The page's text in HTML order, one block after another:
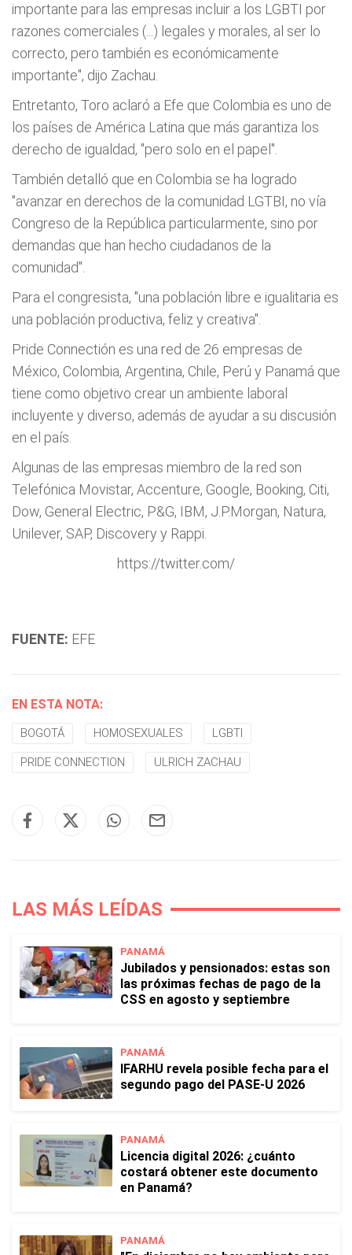
importante para las empresas incluir a los LGBTI por
razones comerciales (...) legales y morales, al ser lo
correcto, pero también es económicamente
importante", dijo Zachau.
Entretanto, Toro aclaró a Efe que Colombia es uno de
los países de América Latina que más garantiza los
derecho de igualdad, "pero solo en el papel".
También detalló que en Colombia se ha logrado
"avanzar en derechos de la comunidad LGTBI, no vía
Congreso de la República particularmente, sino por
demandas que han hecho ciudadanos de la
comunidad".
Para el congresista, "una población libre e igualitaria es
una población productiva, feliz y creativa".
Pride Connectión es una red de 26 empresas de
México, Colombia, Argentina, Chile, Perú y Panamá que
tiene como objetivo crear un ambiente laboral
incluyente y diverso, además de ayudar a su discusión
en el país.
Algunas de las empresas miembro de la red son
Telefónica Movistar, Accenture, Google, Booking, Citi,
Dow, General Electric, P&G, IBM, J.P.Morgan, Natura,
Unilever, SAP, Discovery y Rappi.
https://twitter.com/
FUENTE: EFE
EN ESTA NOTA:
BOGOTÁ HOMOSEXUALES LGBTI
PRIDE CONNECTION ULRICH ZACHAU
LAS MÁS LEÍDAS
PANAMÁ
Jubilados y pensionados: estas son
las próximas fechas de pago de la
CSS en agosto y septiembre
PANAMÁ
IFARHU revela posible fecha para el
segundo pago del PASE-U 2026
PANAMÁ
Licencia digital 2026: ¿cuánto
costará obtener este documento
en Panamá?
PANAMÁ